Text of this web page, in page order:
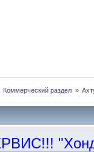
Коммерческий раздел »
"Хонда